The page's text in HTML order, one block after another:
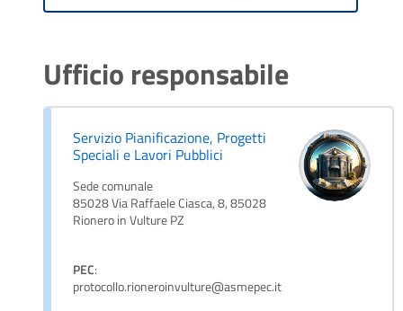
Ufficio responsabile
Servizio Pianificazione, Progetti
Speciali e Lavori Pubblici
Sede comunale
85028 Via Raffaele Ciasca, 8, 85028
Rionero in Vulture PZ
PEC:
protocollo.rioneroinvulture@asmepec.it